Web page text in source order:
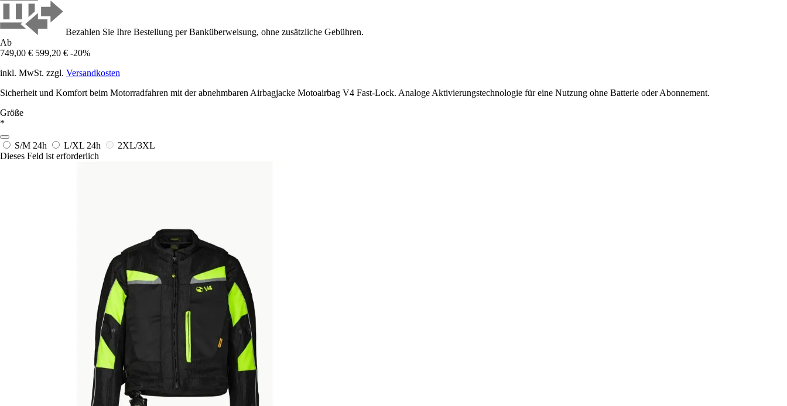
Bezahlen Sie Ihre Bestellung per Banküberweisung, ohne zusätzliche Gebühren.
Ab
749,00 € 599,20 € -20%
inkl. MwSt. zzgl. Versandkosten
Sicherheit und Komfort beim Motorradfahren mit der abnehmbaren Airbagjacke Motoairbag V4 Fast-Lock. Analoge Aktivierungstechnologie für eine Nutzung ohne Batterie oder Abonnement.
Größe
*
S/M 24h L/XL 24h
2XL/3XL
Dieses Feld ist erforderlich